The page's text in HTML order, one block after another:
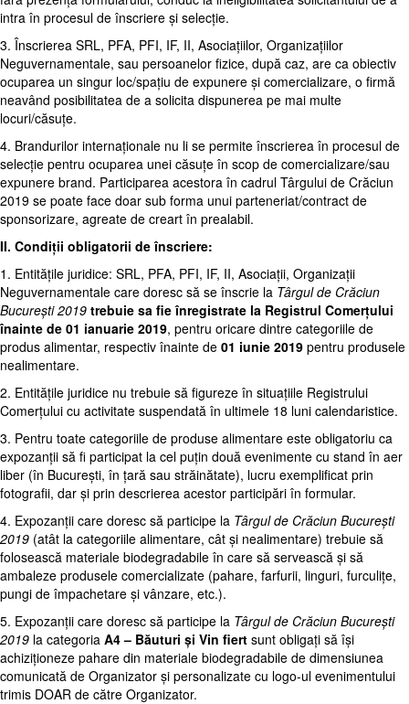
intra în procesul de înscriere și selecție.
3. Înscrierea SRL, PFA, PFI, IF, II, Asociațiilor, Organizațiilor
Neguvernamentale, sau persoanelor fizice, după caz, are ca obiectiv
ocuparea un singur loc/spațiu de expunere și comercializare, o firmă
neavând posibilitatea de a solicita dispunerea pe mai multe
locuri/căsuțe.
4. Brandurilor internaționale nu li se permite înscrierea în procesul de
selecție pentru ocuparea unei căsuțe în scop de comercializare/sau
expunere brand. Participarea acestora în cadrul Târgului de Crăciun
2019 se poate face doar sub forma unui parteneriat/contract de
sponsorizare, agreate de creart în prealabil.
II. Condiții obligatorii de înscriere:
1. Entitățile juridice: SRL, PFA, PFI, IF, II, Asociații, Organizații
Neguvernamentale care doresc să se înscrie la Târgul de Crăciun
București 2019 trebuie sa fie înregistrate la Registrul Comerțului
înainte de 01 ianuarie 2019, pentru oricare dintre categoriile de
produs alimentar, respectiv înainte de 01 iunie 2019 pentru produsele
nealimentare.
2. Entitățile juridice nu trebuie să figureze în situațiile Registrului
Comerțului cu activitate suspendată în ultimele 18 luni calendaristice.
3. Pentru toate categoriile de produse alimentare este obligatoriu ca
expozanții să fi participat la cel puțin două evenimente cu stand în aer
liber (în București, în țară sau străinătate), lucru exemplificat prin
fotografii, dar și prin descrierea acestor participări în formular.
4. Expozanții care doresc să participe la Târgul de Crăciun București
2019 (atât la categoriile alimentare, cât și nealimentare) trebuie să
folosească materiale biodegradabile în care să servească și să
ambaleze produsele comercializate (pahare, farfurii, linguri, furculițe,
pungi de împachetare și vânzare, etc.).
5. Expozanții care doresc să participe la Târgul de Crăciun București
2019 la categoria A4 – Băuturi și Vin fiert sunt obligați să își
achiziționeze pahare din materiale biodegradabile de dimensiunea
comunicată de Organizator și personalizate cu logo-ul evenimentului
trimis DOAR de către Organizator.